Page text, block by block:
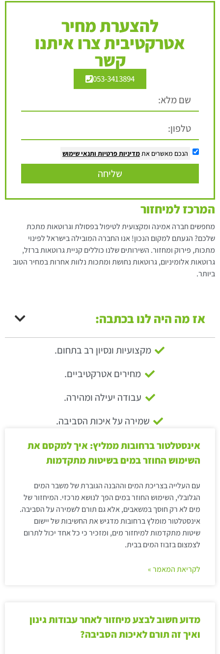
להצערת מחיר
אטרקטיבית צרו איתנו
קשר
053-3413894
הנכם מאשרים אתמדיניות פרטיות ותנאי שימוש
שליחה
המרכז למיחזור
מחפשים חברה אמינה ומקצועית לטיפול בפסולת וגרוטאות מתכת
שלכם? הגעתם למקום הנכון! אנו החברה המובילה בישראל לפינוי
מתכות, פירוק ומחזור. השירותים שלנו כוללים קניית גרוטאות ברזל,
גרוטאות אלומיניום, גרוטאות נחושת ומתכות נלוות אחרות במחיר הטוב
ביותר.
אז מה היה לנו בכתבה:
מקצועיות ונסיון רב בתחום.
מחירים אטרקטיביים.
עבודה יעילה ומהירה.
שמירה על איכות הסביבה.
אינסטלטור ברחובות ממליץ: איך למקסם את
השימוש החוזר במים בשיטות מתקדמות
עם העלייה בצריכת המים וההבנה הגוברת של משבר המים
הגלובלי, השימוש החוזר במים הפך לנושא מרכזי. המיחזור של
מים לא רק חוסך במשאבים, אלא גם תורם לשמירה על הסביבה.
אינסטלטור מומלץ ברחובות מדגיש את החשיבות של יישום
שיטות מתקדמות למיחזור מים, ומזכיר כי כל אחד יכול לתרום
לצמצום בזבוז המים בבית.
לקריאת המאמר »
מדוע חשוב לבצע מיחזור לאחר עבודות גינון
ואיך זה תורם לאיכות הסביבה?